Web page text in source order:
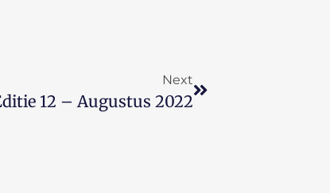
Next
12 – Augustus 2022